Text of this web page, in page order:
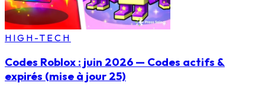
HIGH-TECH
Codes Roblox : juin 2026 — Codes actifs &
expirés (mise à jour 25)